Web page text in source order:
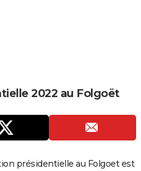
2022 au Folgoët
présidentielle au Folgoet est